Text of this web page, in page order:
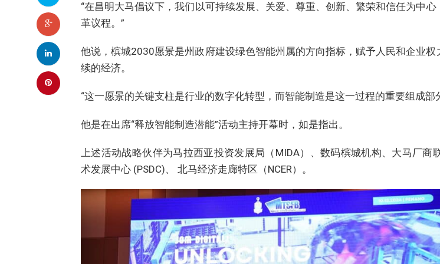
“在昌明大马倡议下，我们以可持续发展、关爱、尊重、创新、繁荣和信任为中
革议程。”
他说，槟城2030愿景是州政府建设绿色智能州属的方向指标，赋予人民和企业
续的经济。
“这一愿景的关键支柱是行业的数字化转型，而智能制造是这一过程的重要组成部
他是在出席“释放智能制造潜能”活动主持开幕时，如是指出。
上述活动战略伙伴为马拉西亚投资发展局（MIDA）、数码槟城机构、大马厂商
术发展中心 (PSDC)、 北马经济走廊特区（NCER）。